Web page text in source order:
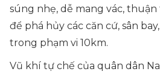
súng nhẹ, dễ mang vác,
để phá hủy các căn cứ, sân
trong phạm vi 10km.
Vũ khí tự chế của quân dân